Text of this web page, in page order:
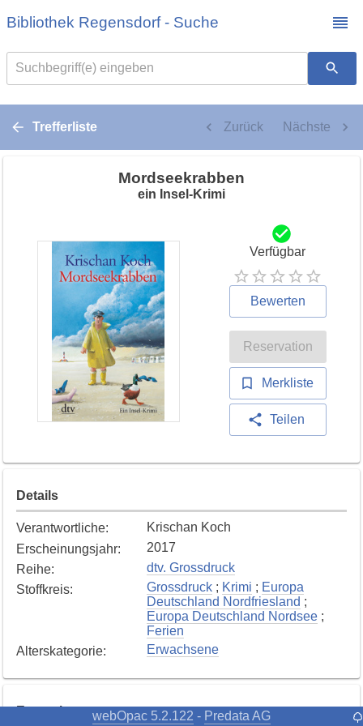
Bibliothek Regensdorf - Suche
Suchbegriff(e) eingeben
Trefferliste Zurück Nächste
Mordseekrabben
ein Insel-Krimi
Verfügbar
Bewerten
Reservation
Merkliste
Teilen
Details
Verantwortliche:
Krischan Koch
Erscheinungsjahr:
2017
Reihe:
dtv. Grossdruck
Stoffkreis: Grossdruck ; Krimi ; Europa
Deutschland Nordfriesland ;
Europa Deutschland Nordsee ;
Ferien
Alterskategorie: Erwachsene
Exemplare webOpac 5.2.122 - Predata AG